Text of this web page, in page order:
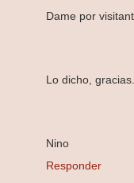
Dame por
Lo dicho, gracias.
Nino
Responder